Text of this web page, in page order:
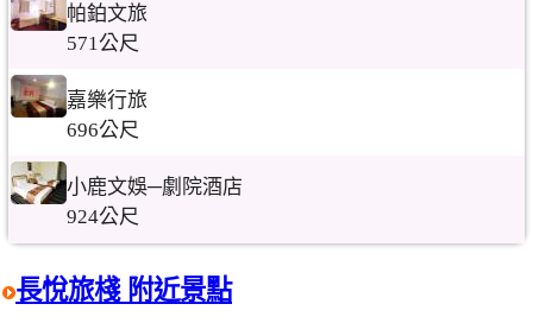
帕鉑文旅
571公尺
嘉樂行旅
696公尺
小鹿文娛─劇院酒店
924公尺
長悅旅棧 附近景點